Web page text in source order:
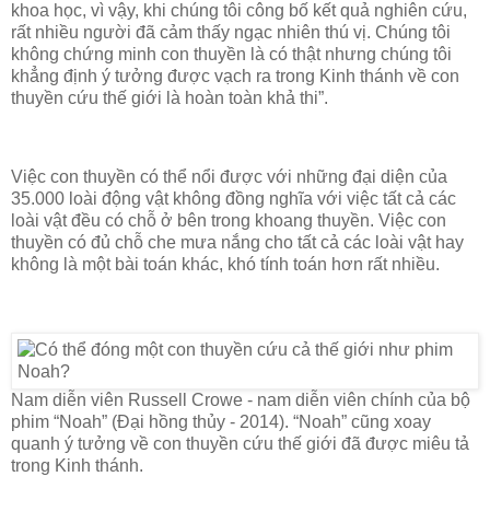
khoa học, vì vậy, khi chúng tôi công bố kết quả nghiên cứu,
rất nhiều người đã cảm thấy ngạc nhiên thú vị. Chúng tôi
không chứng minh con thuyền là có thật nhưng chúng tôi
khẳng định ý tưởng được vạch ra trong Kinh thánh về con
thuyền cứu thế giới là hoàn toàn khả thi”.
Việc con thuyền có thể nổi được với những đại diện của
35.000 loài động vật không đồng nghĩa với việc tất cả các
loài vật đều có chỗ ở bên trong khoang thuyền. Việc con
thuyền có đủ chỗ che mưa nắng cho tất cả các loài vật hay
không là một bài toán khác, khó tính toán hơn rất nhiều.
Nam diễn viên Russell Crowe - nam diễn viên chính của bộ
phim “Noah” (Đại hồng thủy - 2014). “Noah” cũng xoay
quanh ý tưởng về con thuyền cứu thế giới đã được miêu tả
trong Kinh thánh.